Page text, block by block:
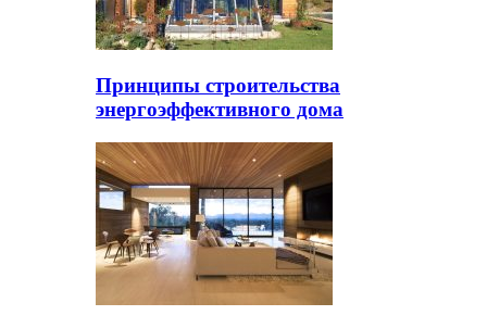
Принципы строительства
энергоэффективного дома